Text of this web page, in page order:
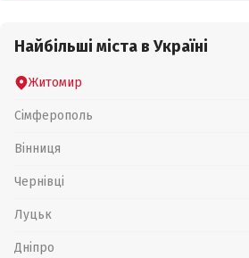
Найбільші міста в Україні
Житомир
Сімферополь
Вінниця
Чернівці
Луцьк
Дніпро